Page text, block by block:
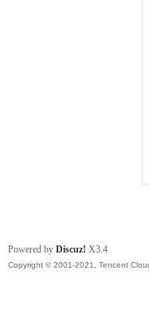
Powered by Discuz! X3.4
Copyright © 2001-2021, Tencent